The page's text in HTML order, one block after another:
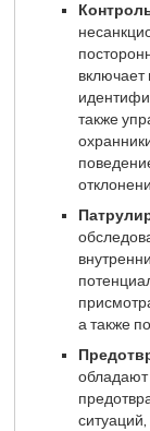
включает
также
а также